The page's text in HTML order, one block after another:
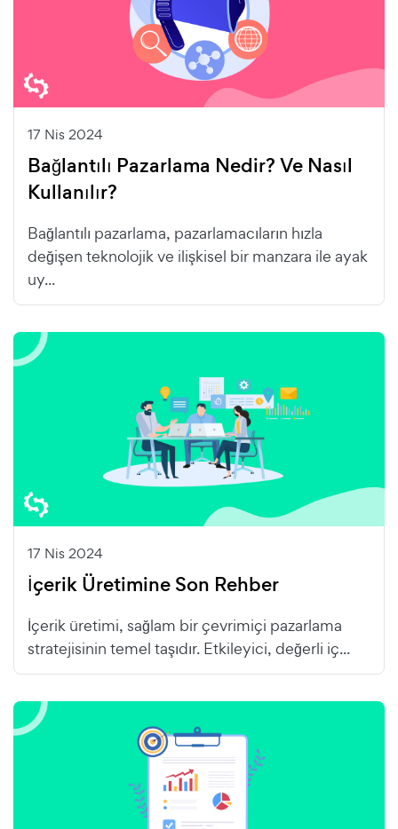
17 Nis 2024
Bağlantılı Pazarlama Nedir? Ve Nasıl
Kullanılır?
Bağlantılı pazarlama, pazarlamacıların hızla
değişen teknolojik ve ilişkisel bir manzara ile ayak
uy...
17 Nis 2024
İçerik Üretimine Son Rehber
İçerik üretimi, sağlam bir çevrimiçi pazarlama
stratejisinin temel taşıdır. Etkileyici, değerli iç...